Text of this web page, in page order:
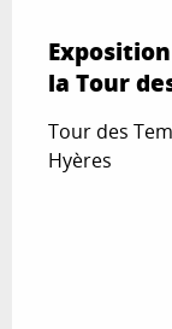
la Tour
Tour des
Hyères